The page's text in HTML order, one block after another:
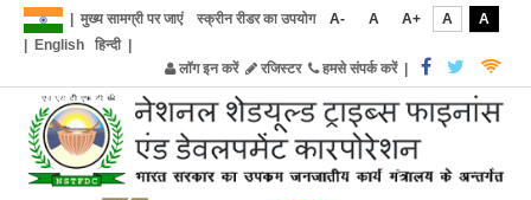
मुख्य सामग्री पर जाएं स्क्रीन रीडर का उपयोग A- A A+ A
A
English हिन्दी|
लॉग इन करें
रजिस्टर हमसे संपर्क करें|